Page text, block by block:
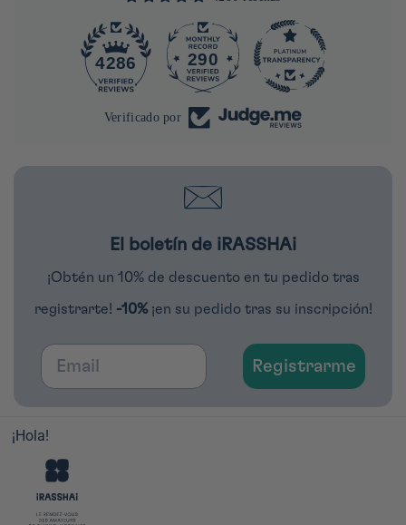
4286 290
Verificado por
El boletín de iRASSHAi
¡Obtén un 10% de descuento en tu pedido tras
registrarte! -10% ¡en su pedido tras su inscripción!
Email
Registrarme
¡Hola!